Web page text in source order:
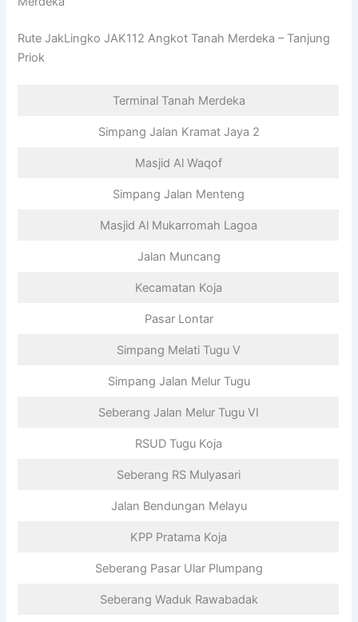
Rute JakLingko JAK112 Angkot Tanah Merdeka – Tanjung
Priok
Terminal Tanah Merdeka
Simpang Jalan Kramat Jaya 2
Masjid Al Waqof
Simpang Jalan Menteng
Masjid Al Mukarromah Lagoa
Jalan Muncang
Kecamatan Koja
Pasar Lontar
Simpang Melati Tugu V
Simpang Jalan Melur Tugu
Seberang Jalan Melur Tugu VI
RSUD Tugu Koja
Seberang RS Mulyasari
Jalan Bendungan Melayu
KPP Pratama Koja
Seberang Pasar Ular Plumpang
Seberang Waduk Rawabadak